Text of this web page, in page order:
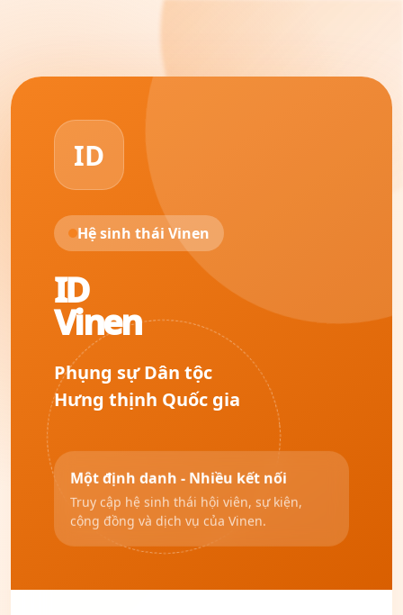
ID
Hệ sinh thái Vinen
ID
Vinen
Phụng sự Dân tộc
Hưng thịnh Quốc gia
Một định danh - Nhiều kết nối
Truy cập hệ sinh thái hội viên, sự kiện,
cộng đồng và dịch vụ của Vinen.